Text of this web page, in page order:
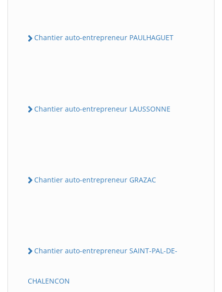
Chantier auto-entrepreneur PAULHAGUET
Chantier auto-entrepreneur LAUSSONNE
Chantier auto-entrepreneur GRAZAC
Chantier auto-entrepreneur SAINT-PAL-DE-
CHALENCON